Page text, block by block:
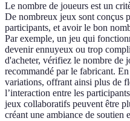
Le nombre de joueurs est un
De nombreux jeux sont conçus
participants, et avoir le bon
Par exemple, un jeu qui
devenir ennuyeux ou trop
d'acheter, vérifiez le nombre de
recommandé par le fabricant.
variations, offrant ainsi plus de
l’interaction entre les
jeux collaboratifs peuvent être
créant une ambiance de soutien